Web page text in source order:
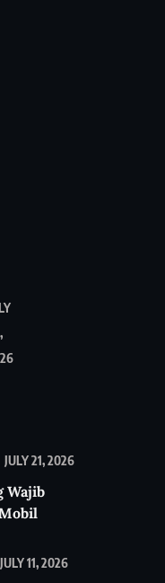
JULY 21, 2026
Wajib
JULY 11, 2026